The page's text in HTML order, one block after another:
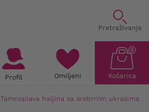
Pretraživanje
Profil Omiljeni Košarica
0
Tamnoplava haljina sa srebrnim ukrasima